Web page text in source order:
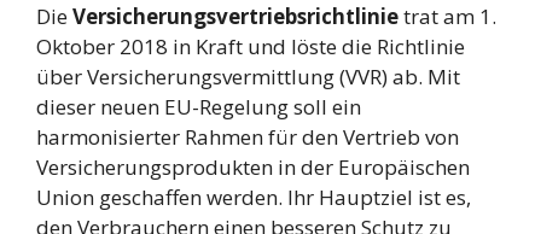
DieVersicherungsvertriebsrichtlinietrat am 1.
Oktober 2018 in Kraft und löste die Richtlinie
über Versicherungsvermittlung (VVR) ab. Mit
dieser neuen EU-Regelung soll ein
harmonisierter Rahmen für den Vertrieb von
Versicherungsprodukten in der Europäischen
Union geschaffen werden. Ihr Hauptziel ist es,
den Verbrauchern einen besseren Schutz zu